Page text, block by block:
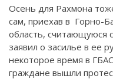
Осень для Рахмона
сам, приехав в Горно-
область, считающуюся
заявил о засилье в ее
некоторое время в
граждане вышли